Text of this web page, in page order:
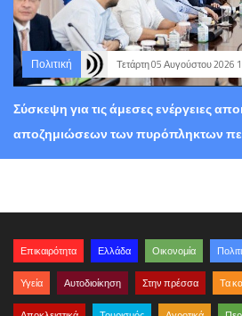
Πολιτική Τετάρτη 05 Αυγούστου 2026
Σύσκεψη για τις άμεσες ενέργειες
αποζημιώσεων των πυρόπληκτων
Επικαιρότητα Ελλάδα Οικονομία
Υγεία Αυτοδιοίκηση Στην πρέσσα Τα